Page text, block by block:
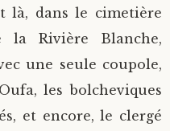
là, dans le cimetière
la Rivière Blanche,
une seule coupole,
les bolcheviques
et encore, le clergé